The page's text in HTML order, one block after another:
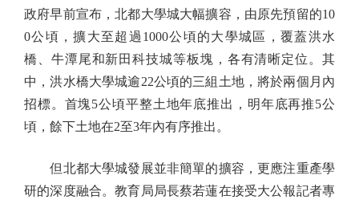
政府早前宣布，北都大學城大幅擴容，由原先預留的10
0公頃，擴大至超過1000公頃的大學城區，覆蓋洪水
橋、牛潭尾和新田科技城等板塊，各有清晰定位。其
中，洪水橋大學城逾22公頃的三組土地，將於兩個月內
招標。首塊5公頃平整土地年底推出，明年底再推5公
頃，餘下土地在2至3年內有序推出。
但北都大學城發展並非簡單的擴容，更應注重產學
研的深度融合。教育局局長蔡若蓮在接受大公報記者專